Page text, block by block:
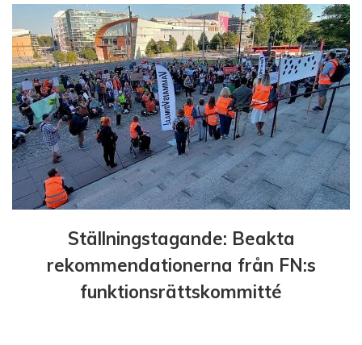
n
g
Ställningstagande: Beakta
rekommendationerna från FN:s
funktionsrättskommitté